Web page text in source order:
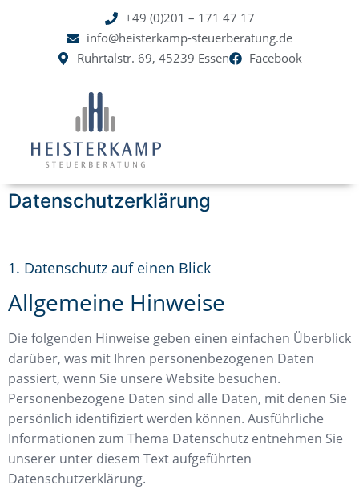
+49 (0)201 – 171 47 17
info@heisterkamp-steuerberatung.de
Ruhrtalstr. 69, 45239 Essen
Facebook
Datenschutzerklärung
1. Datenschutz auf einen Blick
Allgemeine Hinweise
Die folgenden Hinweise geben einen einfachen Überblick
darüber, was mit Ihren personenbezogenen Daten
passiert, wenn Sie unsere Website besuchen.
Personenbezogene Daten sind alle Daten, mit denen Sie
persönlich identifiziert werden können. Ausführliche
Informationen zum Thema Datenschutz entnehmen Sie
unserer unter diesem Text aufgeführten
Datenschutzerklärung.